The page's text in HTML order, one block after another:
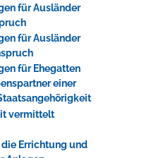
für Ausländer
für Ausländer
für Ehegatten
einer
vermittelt
die Errichtung und